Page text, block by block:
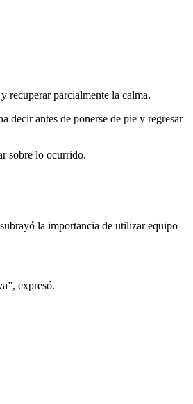
recuperar parcialmente la calma.
decir antes de ponerse de pie y regresar
sobre lo ocurrido.
la importancia de utilizar equipo
expresó.